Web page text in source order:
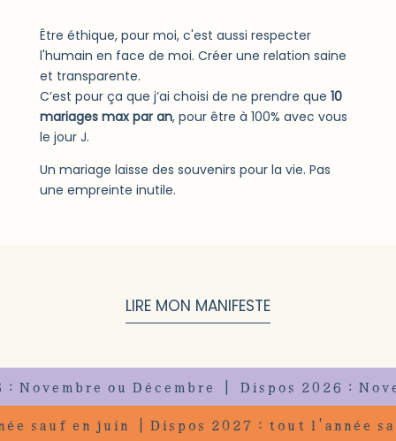
Être éthique, pour moi, c'est aussi respecter
l'humain en face de moi. Créer une relation saine
et transparente.
C’est pour ça que j’ai choisi de ne prendre que 10
mariages max par an, pour être à 100% avec vous
le jour J.
Un mariage laisse des souvenirs pour la vie. Pas
une empreinte inutile.
LIRE MON MANIFESTE
ou Décembre | Dispos 2026 :
sauf en juin | Dispos 2027 : tout